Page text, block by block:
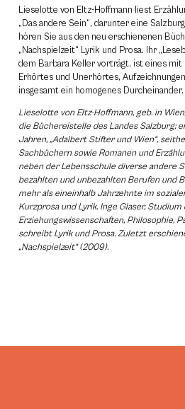
Lieselotte von Eltz-Hoffmann liest
„Das andere Sein“, darunter eine
hören Sie aus den neu erschienenen
„Nachspielzeit“ Lyrik und Prosa. Ihr
dem Barbara Keller vorträgt, ist eines mit
Erhörtes und Unerhörtes,
insgesamt ein homogenes Durcheinander.
Lieselotte von Eltz-Hoffmann, geb. in
die Büchereistelle des Landes Salzburg;
Jahren, „Adalbert Stifter und Wien“,
Sachbüchern sowie Romanen und
neben der Lebensschule diverse andere
bezahlten und unbezahlten Berufen und
mehr als eineinhalb Jahrzehnte im
Kurzprosa und Lyrik. Inge Glaser, Studium
Erziehungswissenschaften, Philosophie,
schreibt Lyrik und Prosa. Zuletzt
„Nachspielzeit“ (2009).